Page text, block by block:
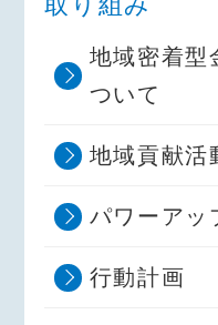
地域密着型
ついて
地域貢献活
パワーアッ
行動計画